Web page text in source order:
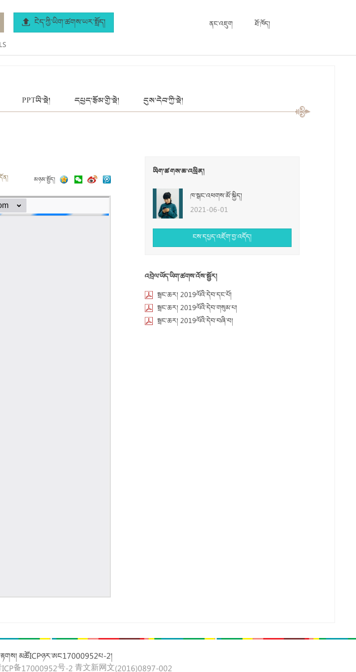
ནང་འཇུག ཐོ་ཁོད།
ངེད་ཀྱི་ཡིག་ཚགས་ཡར་སྤྲོད།
PPTཡི་སྡེ། དཔྱད་རྩོམ་གྱི་སྡེ། དུས་དེབ་ཀྱི་སྡེ།
མཉམ་སྤྱོད།
ཡིག་ཚགས་ཆ་འཕྲིན།
ཁ་སྒང་འཕགས་མོ་སྐྱིད།
2021-06-01
ངས་དཔྱད་འཇོག་བྱ་འདོད།
འབྲེལ་ཡོད་ཡིག་ཚགས་འོས་སྦྱོར།
སྦྲང་ཆར། 2019ལོའི་དེབ་དང་པོ།
སྦྲང་ཆར། 2019ལོའི་དེབ་གསུམ་པ།
སྦྲང་ཆར། 2019ལོའི་དེབ་བཞི་བ།
མཚོICPཉར་ཨང17000952པ-2།